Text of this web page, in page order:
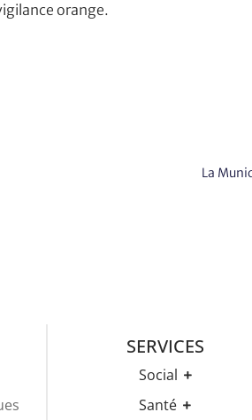
orange.
La
SERVICES
Social
CCAS
Santé